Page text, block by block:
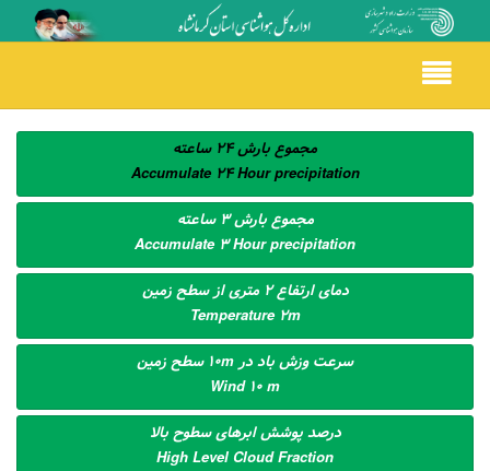
Toggle
navigation
مجموع بارش 24 ساعته
Accumulate 24 Hour precipitation
مجموع بارش 3 ساعته
Accumulate 3 Hour precipitation
دمای ارتفاع 2 متری از سطح زمین
Temperature 2m
سرعت وزش باد در 10m سطح زمین
Wind 10 m
درصد پوشش ابرهای سطوح بالا
High Level Cloud Fraction